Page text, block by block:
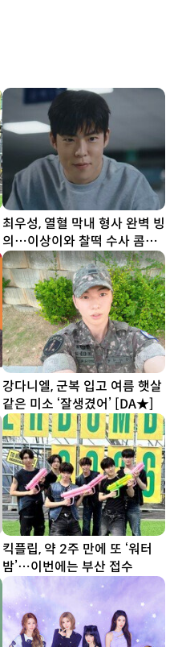
최우성, 열혈 막내 형사 완벽 빙
의…이상이와 찰떡 수사 콤비
(유부녀 킬러)
강다니엘, 군복 입고 여름 햇살
같은 미소 ‘잘생겼어’ [DA★]
킥플립, 약 2주 만에 또 ‘워터
밤’…이번에는 부산 접수